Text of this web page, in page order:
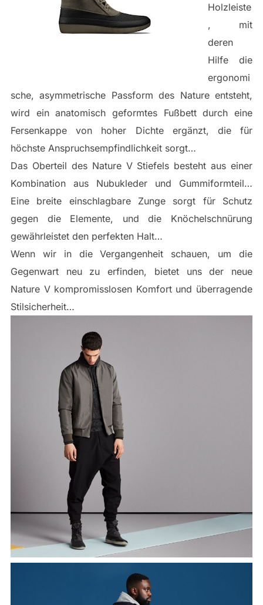
Holzleiste
, mit
deren
Hilfe die
ergonomi
sche, asymmetrische Passform des Nature entsteht,
wird ein anatomisch geformtes Fußbett durch eine
Fersenkappe von hoher Dichte ergänzt, die für
höchste Anspruchsempfindlichkeit sorgt…
Das Oberteil des Nature V Stiefels besteht aus einer
Kombination aus Nubukleder und Gummiformteil…
Eine breite einschlagbare Zunge sorgt für Schutz
gegen die Elemente, und die Knöchelschnürung
gewährleistet den perfekten Halt…
Wenn wir in die Vergangenheit schauen, um die
Gegenwart neu zu erfinden, bietet uns der neue
Nature V kompromisslosen Komfort und überragende
Stilsicherheit…